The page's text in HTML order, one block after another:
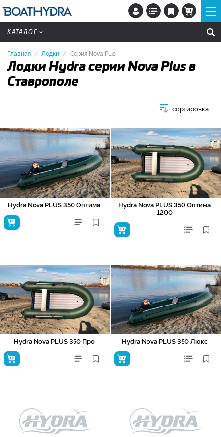
КАТАЛОГ
Главная Лодки Серия Nova Plus
Лодки Hydra серии Nova Plus в
Ставрополе
сортировка
Hydra Nova PLUS 350 Оптима
Hydra Nova PLUS 350 Оптима
1200
Hydra Nova PLUS 350 Про Hydra Nova PLUS 350 Люкс